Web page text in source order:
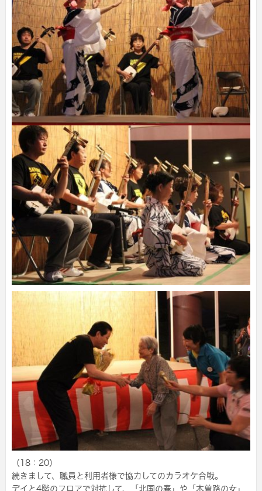
（18：20）
続きまして、職員と利用者様で協力してのカラオケ合戦。
デイと4階のフロアで対抗して、「北国の春」や「木曽路の女」